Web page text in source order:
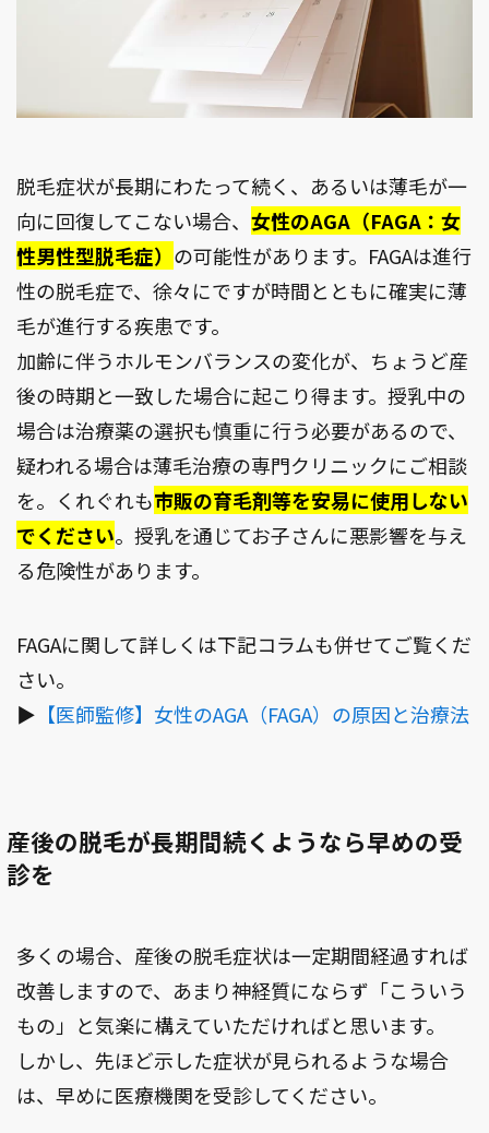
脱毛症状が長期にわたって続く、あるいは薄毛が一
向に回復してこない場合、 女性のAGA（FAGA：女
性男性型脱毛症） の可能性があります。FAGAは進行
性の脱毛症で、徐々にですが時間とともに確実に薄
毛が進行する疾患です。
加齢に伴うホルモンバランスの変化が、ちょうど産
後の時期と一致した場合に起こり得ます。授乳中の
場合は治療薬の選択も慎重に行う必要があるので、
疑われる場合は薄毛治療の専門クリニックにご相談
を。くれぐれも市販の育毛剤等を安易に使用しない
でください。授乳を通じてお子さんに悪影響を与え
る危険性があります。
FAGAに関して詳しくは下記コラムも併せてご覧くだ
さい。
▶︎ 【医師監修】女性のAGA（FAGA）の原因と治療法
産後の脱毛が長期間続くようなら早めの受
診を
多くの場合、産後の脱毛症状は一定期間経過すれば
改善しますので、あまり神経質にならず「こういう
もの」と気楽に構えていただければと思います。
しかし、先ほど示した症状が見られるような場合
は、早めに医療機関を受診してください。